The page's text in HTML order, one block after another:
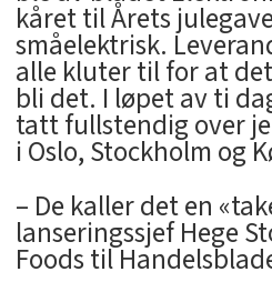
kåret til Årets
småelektrisk.
alle kluter til for at
bli det. I løpet av ti
tatt fullstendig over
i Oslo, Stockholm og
– De kaller det en
lanseringssjef Hege
Foods til